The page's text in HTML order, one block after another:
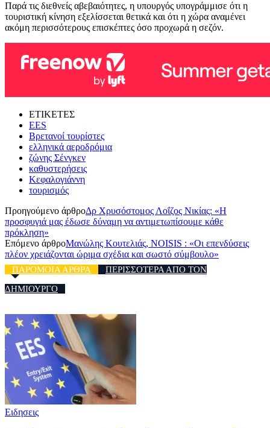
Παρά τις διεθνείς αβεβαιότητες, η υπουργός υπογράμμισε ότι η
τουριστική κίνηση εξελίσσεται θετικά και ότι η χώρα αναμένει
ακόμη περισσότερους επισκέπτες όσο προχωρά η σεζόν.
ΕΤΙΚΕΤΕΣ
EES
Βρετανοί τουρίστες
ελληνικά αεροδρόμια
ζώνης Σένγκεν
καθυστερήσεις
Κεφαλογιάννη
τουρισμός
Προηγούμενο άρθροΔρ Χρυσόστομος Λοΐζος Νικίας: «Η
προσφυγιά μας έδωσε δύναμη να αντιμετωπίσουμε κάθε
πρόκληση»
Επόμενο άρθροΜανώλης Κουτελιάς, NOISIS : «Οι επενδύσεις
πλέον χρειάζονται ώριμα σχέδια και σωστό σύμβουλο»
ΠΑΡΟΜΟΙΑ ΑΡΘΡΑ
ΠΕΡΙΣΣΟΤΕΡΑ ΑΠΟ ΤΟΝ
ΔΗΜΙΟΥΡΓΟ
Ειδησεις